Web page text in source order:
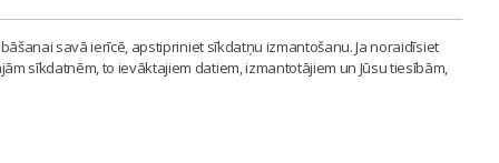
savā ierīcē, apstipriniet sīkdatņu izmantošanu. Ja noraidīsiet
sīkdatnēm, to ievāktajiem datiem, izmantotājiem un Jūsu tiesībām,